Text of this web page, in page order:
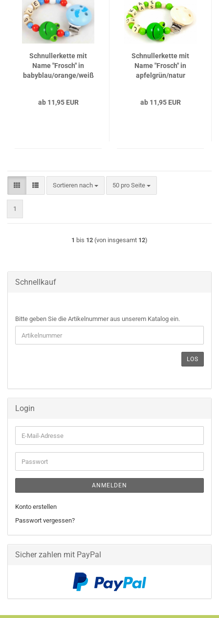
Schnullerkette mit
Name "Frosch" in
babyblau/orange/weiß
ab 11,95 EUR
Schnullerkette mit
Name "Frosch" in
apfelgrün/natur
ab 11,95 EUR
Sortieren nach
Sortieren nach 50 pro Seite
pro Seite
1
1 bis 12 (von insgesamt 12)
Schnellkauf
BITTE
GEBEN
SIE
DIE
EIN.
Bitte geben Sie die Artikelnummer aus unserem Katalog ein.
LOS
Login
E-
Mail-
Adresse
Passwort
ANMELDEN
Konto erstellen
Passwort vergessen?
Sicher zahlen mit PayPal